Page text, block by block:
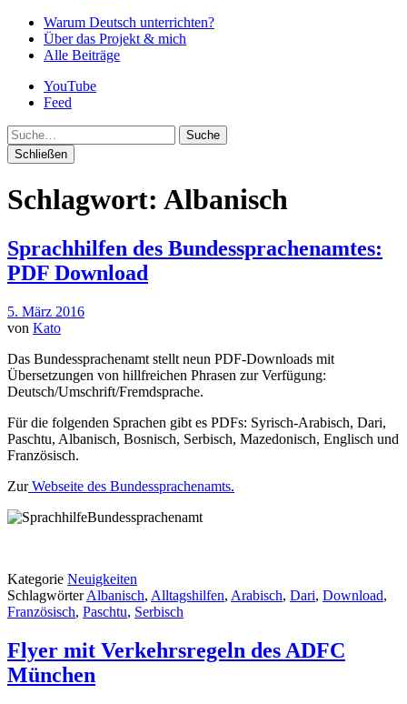
Warum Deutsch unterrichten?
Über das Projekt & mich
Alle Beiträge
YouTube
Feed
Suche
Schließen
Schlagwort: Albanisch
Sprachhilfen des Bundessprachenamtes:
PDF Download
5. März 2016
von Kato
Das Bundessprachenamt stellt neun PDF-Downloads mit
Übersetzungen von hillfreichen Phrasen zur Verfügung:
Deutsch/Umschrift/Fremdsprache.
Für die folgenden Sprachen gibt es PDFs: Syrisch-Arabisch, Dari,
Paschtu, Albanisch, Bosnisch, Serbisch, Mazedonisch, Englisch und
Französisch.
ZurWebseite des Bundessprachenamts.
Kategorie Neuigkeiten
SchlagwörterAlbanisch, Alltagshilfen, Arabisch, Dari, Download,
Französisch, Paschtu, Serbisch
Flyer mit Verkehrsregeln des ADFC
München